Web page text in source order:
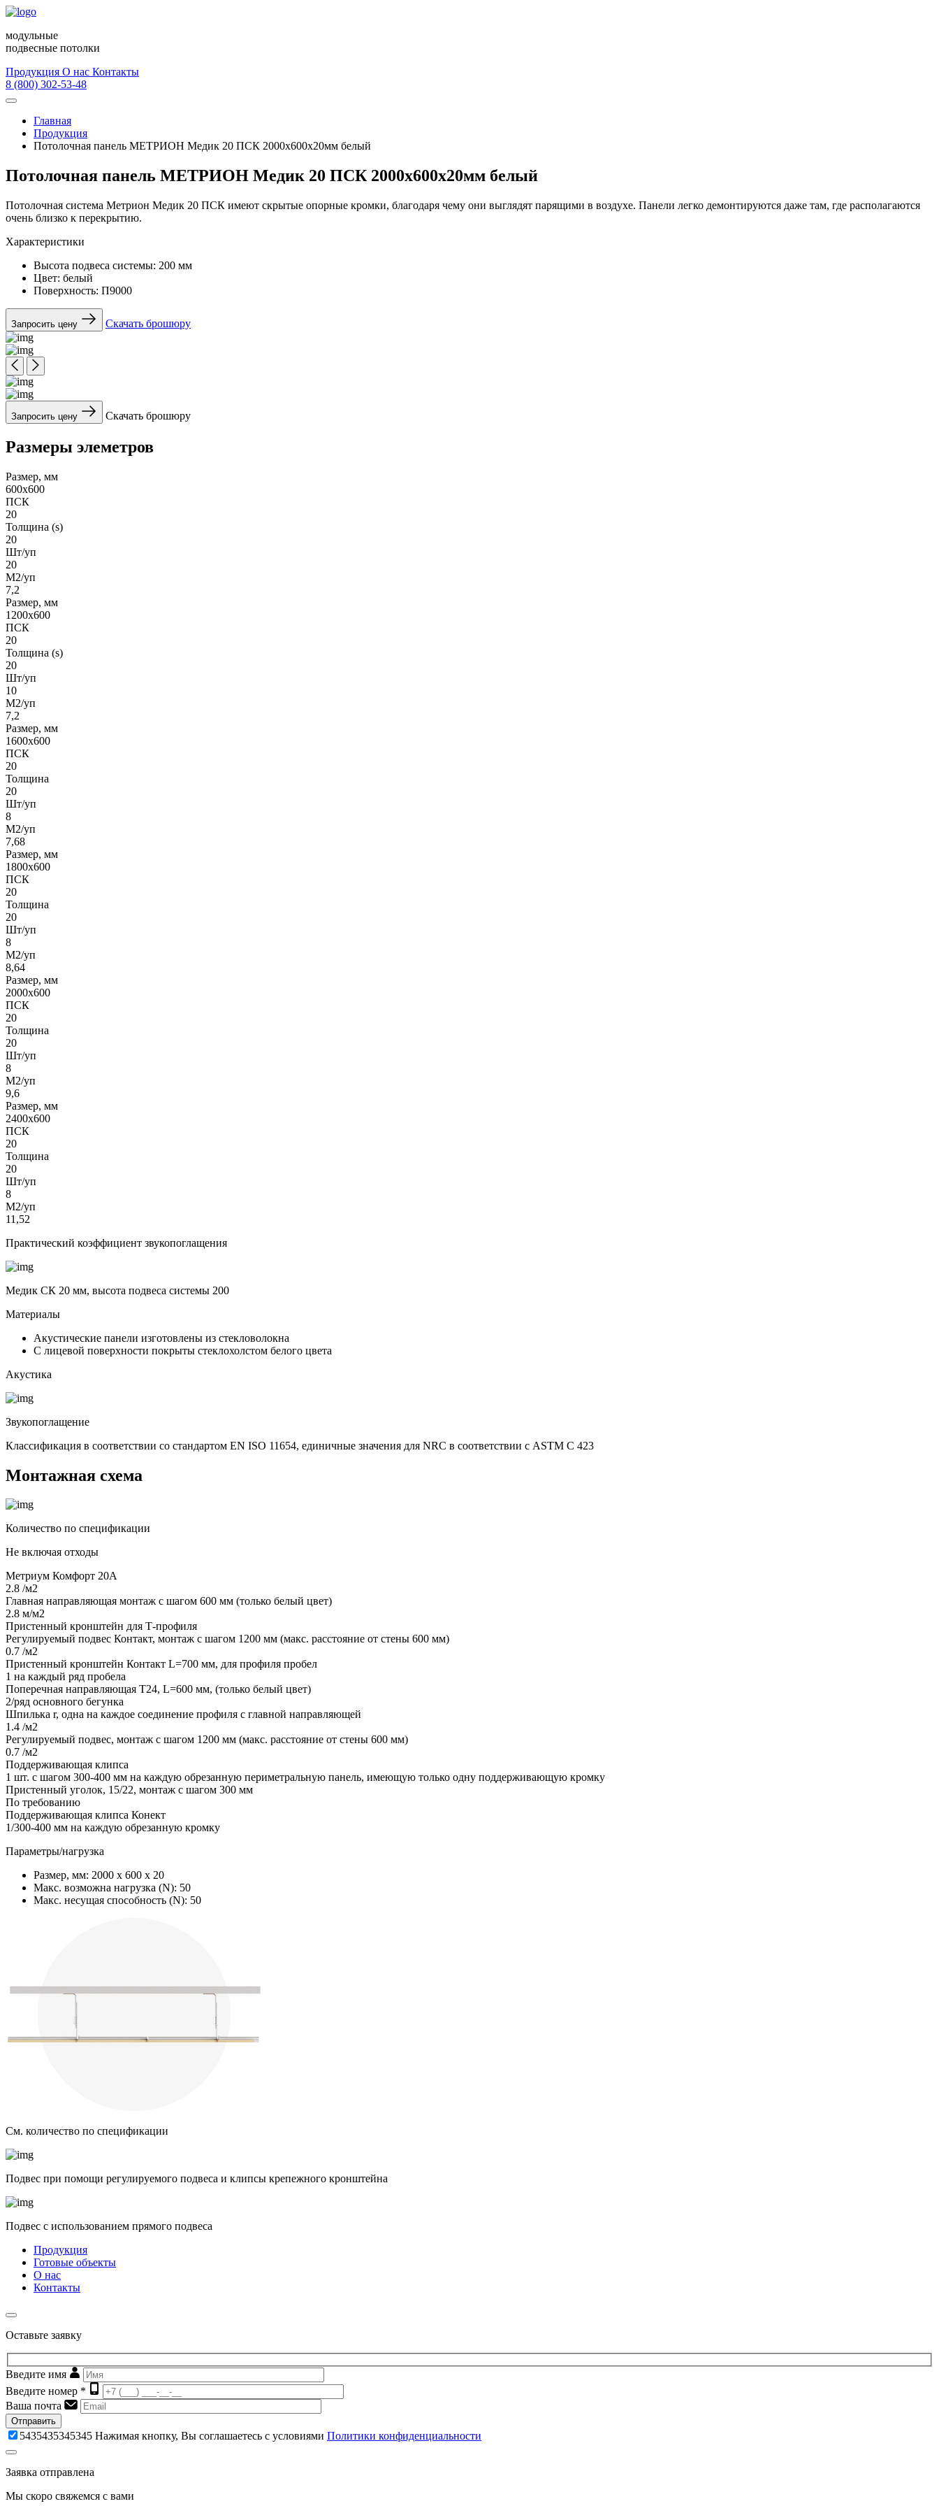
модульные
подвесные потолки
Продукция О нас Контакты
8 (800) 302-53-48
Главная
Продукция
Потолочная панель МЕТРИОН Медик 20 ПСК 2000х600х20мм белый
Потолочная панель МЕТРИОН Медик 20 ПСК 2000х600х20мм белый
Потолочная система Метрион Медик 20 ПСК имеют скрытые опорные кромки, благодаря чему они выглядят парящими в воздухе. Панели легко демонтируются даже там, где располагаются
очень близко к перекрытию.
Характеристики
Высота подвеса системы: 200 мм
Цвет: белый
Поверхность: П9000
Запросить цену Скачать брошюру
Запросить цену Скачать брошюру
Размеры элеметров
Размер, мм
600x600
ПСК
20
Толщина (s)
20
Шт/уп
20
М2/уп
7,2
Размер, мм
1200x600
ПСК
20
Толщина (s)
20
Шт/уп
10
М2/уп
7,2
Размер, мм
1600х600
ПСК
20
Толщина
20
Шт/уп
8
М2/уп
7,68
Размер, мм
1800х600
ПСК
20
Толщина
20
Шт/уп
8
М2/уп
8,64
Размер, мм
2000х600
ПСК
20
Толщина
20
Шт/уп
8
М2/уп
9,6
Размер, мм
2400х600
ПСК
20
Толщина
20
Шт/уп
8
М2/уп
11,52
Практический коэффициент звукопоглащения
Медик СК 20 мм, высота подвеса системы 200
Материалы
Акустические панели изготовлены из стекловолокна
С лицевой поверхности покрыты стеклохолстом белого цвета
Акустика
Звукопоглащение
Классификация в соответствии со стандартом EN ISO 11654, единичные значения для NRC в соответствии с ASTM C 423
Монтажная схема
Количество по спецификации
Не включая отходы
Метриум Комфорт 20А
2.8 /м2
Главная направляющая монтаж с шагом 600 мм (только белый цвет)
2.8 м/м2
Пристенный кронштейн для Т-профиля
Регулируемый подвес Контакт, монтаж с шагом 1200 мм (макс. расстояние от стены 600 мм)
0.7 /м2
Пристенный кронштейн Контакт L=700 мм, для профиля пробел
1 на каждый ряд пробела
Поперечная направляющая Т24, L=600 мм, (только белый цвет)
2/ряд основного бегунка
Шпилька r, одна на каждое соединение профиля с главной направляющей
1.4 /м2
Регулируемый подвес, монтаж с шагом 1200 мм (макс. расстояние от стены 600 мм)
0.7 /м2
Поддерживающая клипса
1 шт. с шагом 300-400 мм на каждую обрезанную периметральную панель, имеющую только одну поддерживающую кромку
Пристенный уголок, 15/22, монтаж с шагом 300 мм
По требованию
Поддерживающая клипса Конект
1/300-400 мм на каждую обрезанную кромку
Параметры/нагрузка
Размер, мм: 2000 х 600 х 20
Макс. возможна нагрузка (N): 50
Макс. несущая способность (N): 50
См. количество по спецификации
Подвес при помощи регулируемого подвеса и клипсы крепежного кронштейна
Подвес с использованием прямого подвеса
Продукция
Готовые объекты
О нас
Контакты
Оставьте заявку
Введите имя
Введите номер *
Ваша почта
Отправить
5435435345345 Нажимая кнопку, Вы соглашаетесь с условиями Политики конфиденциальности
Заявка отправлена
Мы скоро свяжемся с вами